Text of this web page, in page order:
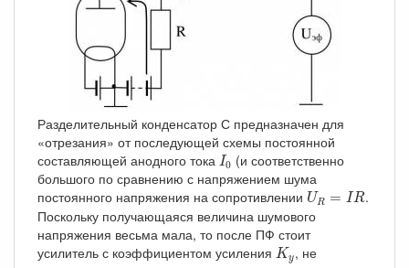
Разделительный конденсатор С предназначен для
«отрезания» от последующей схемы постоянной
составляющей анодного тока I0
I0 (и соответственно
большого по сравнению с напряжением шума
постоянного напряжения на сопротивлении UR = IR
UR =I R
.
Поскольку получающаяся величина шумового
напряжения весьма мала, то после ПФ стоит
усилитель с коэффициентом усиления Ky
Ky , не